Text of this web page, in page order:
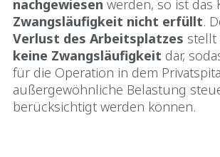
nachgewiesen werden, so ist das
Zwangsläufigkeit nicht erfüllt.
Verlust des Arbeitsplatzes stellt
keine Zwangsläufigkeit dar,
für die Operation in dem
außergewöhnliche Belastung
berücksichtigt werden können.